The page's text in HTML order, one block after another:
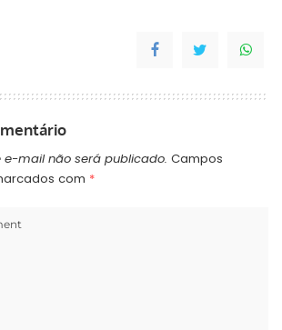
e-mail não será publicado. Campos
com *